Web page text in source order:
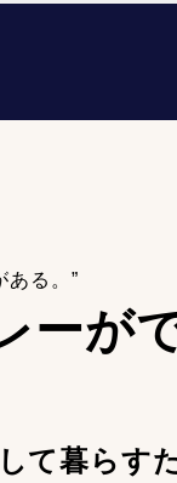
ある。”
ーが
て暮らす